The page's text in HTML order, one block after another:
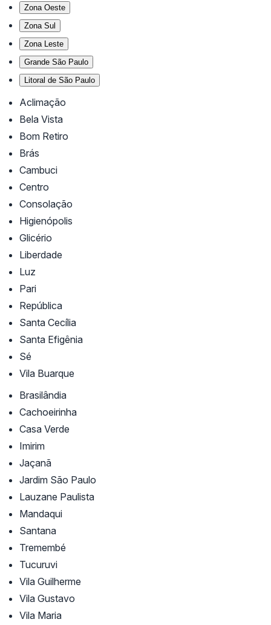
Zona Oeste
Zona Sul
Zona Leste
Grande São Paulo
Litoral de São Paulo
Aclimação
Bela Vista
Bom Retiro
Brás
Cambuci
Centro
Consolação
Higienópolis
Glicério
Liberdade
Luz
Pari
República
Santa Cecília
Santa Efigênia
Sé
Vila Buarque
Brasilândia
Cachoeirinha
Casa Verde
Imirim
Jaçanã
Jardim São Paulo
Lauzane Paulista
Mandaqui
Santana
Tremembé
Tucuruvi
Vila Guilherme
Vila Gustavo
Vila Maria